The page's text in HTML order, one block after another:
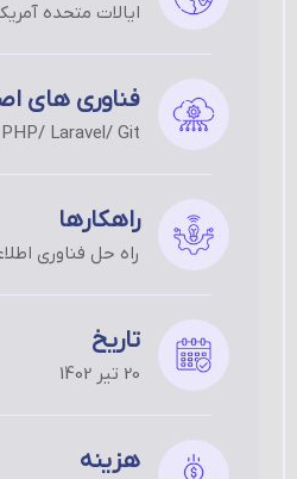
ایالات متحده
فناوری های
Laravel/ Git
راهکارها
راه حل فناوری
تاریخ
20 تیر 1402
هزینه